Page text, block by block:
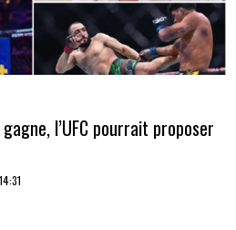
l’UFC pourrait proposer